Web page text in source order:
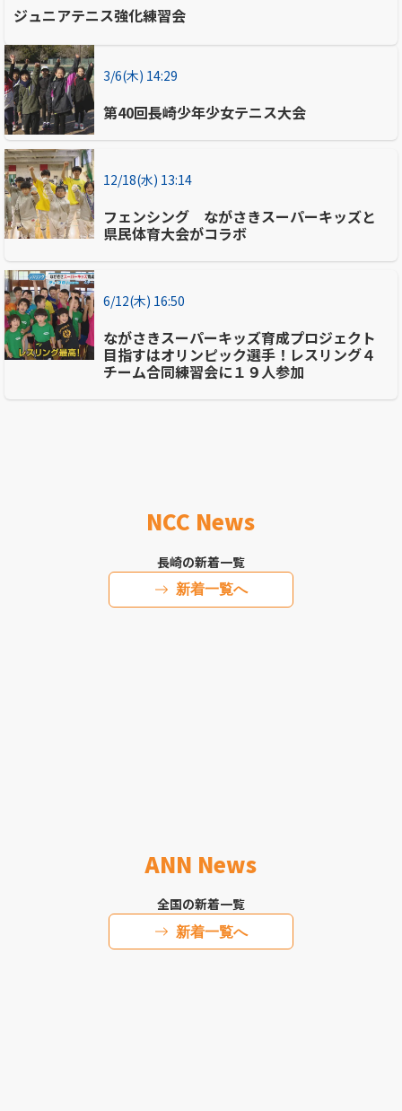
ジュニアテニス強化練習会
3/6(木) 14:29
第40回長崎少年少女テニス大会
12/18(水) 13:14
フェンシング ながさきスーパーキッズと
県民体育大会がコラボ
6/12(木) 16:50
ながさきスーパーキッズ育成プロジェクト
目指すはオリンピック選手！レスリング４
チーム合同練習会に１９人参加
NCC News
長崎の新着一覧
新着一覧へ
ANN News
全国の新着一覧
新着一覧へ